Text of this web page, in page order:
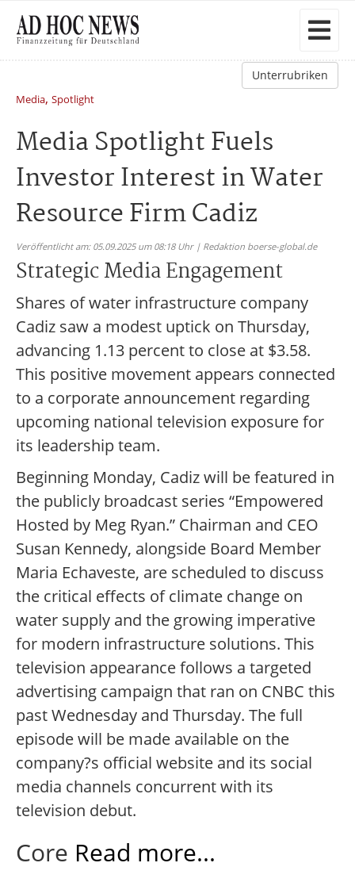
Unterrubriken
Media, Spotlight
Media Spotlight Fuels
Investor Interest in Water
Resource Firm Cadiz
Veröffentlicht am: 05.09.2025 um 08:18 Uhr | Redaktion boerse-global.de
Strategic Media Engagement
Shares of water infrastructure company
Cadiz saw a modest uptick on Thursday,
advancing 1.13 percent to close at $3.58.
This positive movement appears connected
to a corporate announcement regarding
upcoming national television exposure for
its leadership team.
Beginning Monday, Cadiz will be featured in
the publicly broadcast series “Empowered
Hosted by Meg Ryan.” Chairman and CEO
Susan Kennedy, alongside Board Member
Maria Echaveste, are scheduled to discuss
the critical effects of climate change on
water supply and the growing imperative
for modern infrastructure solutions. This
television appearance follows a targeted
advertising campaign that ran on CNBC this
past Wednesday and Thursday. The full
episode will be made available on the
company?s official website and its social
media channels concurrent with its
television debut.
Core Read more...